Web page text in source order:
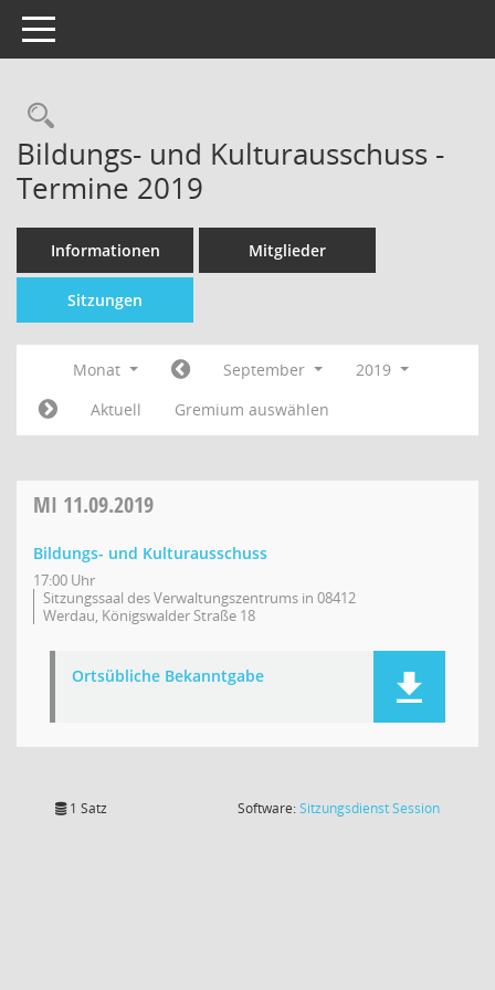
Toggle navigation
Bildungs- und Kulturausschuss -
Termine 2019
Informationen Mitglieder
Sitzungen
Monat September
2019
Aktuell
Gremium auswählen
MI 11.09.2019
Bildungs- und Kulturausschuss
17:00 Uhr
Sitzungssaal des Verwaltungszentrums in 08412
Werdau, Königswalder Straße 18
Ortsübliche Bekanntgabe
1 Satz Software:SitzungsdienstSession(Wird in